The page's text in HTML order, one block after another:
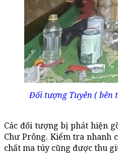
Đối tượng Tuyên ( bên
Các đối tượng bị phát hiện
Chư Prông. Kiểm tra nhanh
chất ma túy cũng được thu